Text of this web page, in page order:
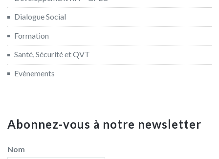
Dialogue Social
Formation
Santé, Sécurité et QVT
Evènements
Abonnez-vous à notre newsletter
Nom